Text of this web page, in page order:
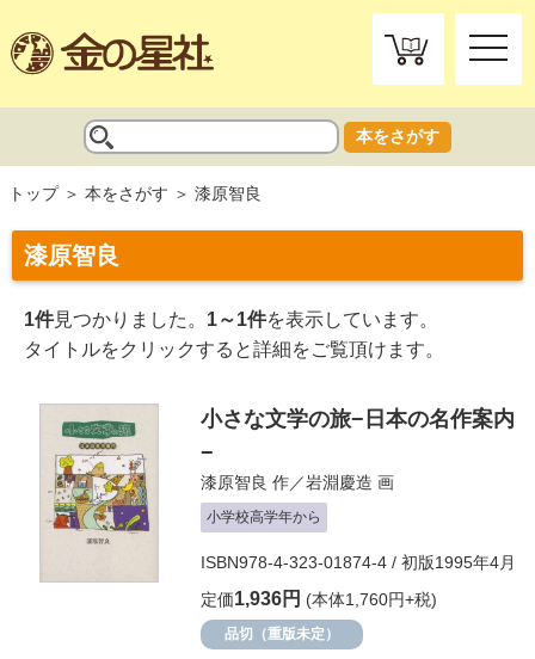
toggle
本をさがす
トップ 本をさがす 漆原智良
漆原智良
1件見つかりました。 1～1件を表示しています。
タイトルをクリックすると詳細をご覧頂けます。
小さな文学の旅−日本の名作案内
−
漆原智良 作／岩淵慶造 画
小学校高学年から
ISBN978-4-323-01874-4 / 初版1995年4月
定価1,936円 (本体1,760円+税)
品切（重版未定）